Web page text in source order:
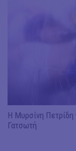
Η Μυρσίνη Πετρίδη
Γατσωτή